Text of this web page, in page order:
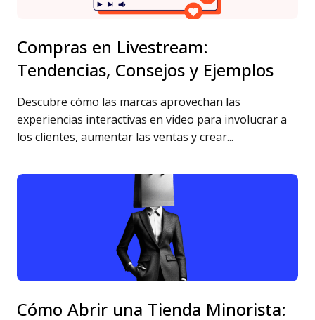
Compras en Livestream:
Tendencias, Consejos y Ejemplos
Descubre cómo las marcas aprovechan las
experiencias interactivas en video para involucrar a
los clientes, aumentar las ventas y crear...
Cómo Abrir una Tienda Minorista: